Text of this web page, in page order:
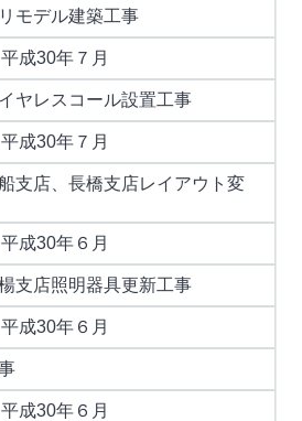
モデル建築工事
平成30年７月
ヤレスコール設置工事
平成30年７月
支店、長橋支店レイアウト変
平成30年６月
支店照明器具更新工事
平成30年６月
平成30年６月